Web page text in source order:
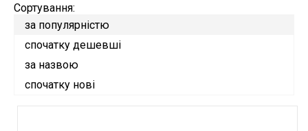
Сортування:
за популярністю
спочатку дешевші
за назвою
спочатку нові